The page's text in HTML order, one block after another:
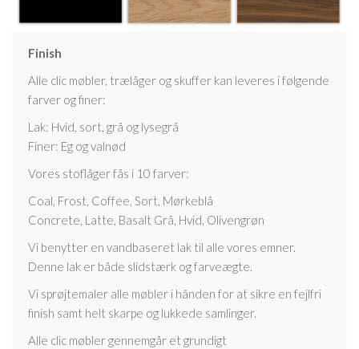
Finish
Alle clic møbler, trælåger og skuffer kan leveres i følgende
farver og finer:
Lak: Hvid, sort, grå og lysegrå
Finer: Eg og valnød
Vores stoflåger fås i 10 farver:
Coal, Frost, Coffee, Sort, Mørkeblå
Concrete, Latte, Basalt Grå, Hvid, Olivengrøn
Vi benytter en vandbaseret lak til alle vores emner.
Denne lak er både slidstærk og farveægte.
Vi sprøjtemaler alle møbler i hånden for at sikre en fejlfri
finish samt helt skarpe og lukkede samlinger.
Alle clic møbler gennemgår et grundigt